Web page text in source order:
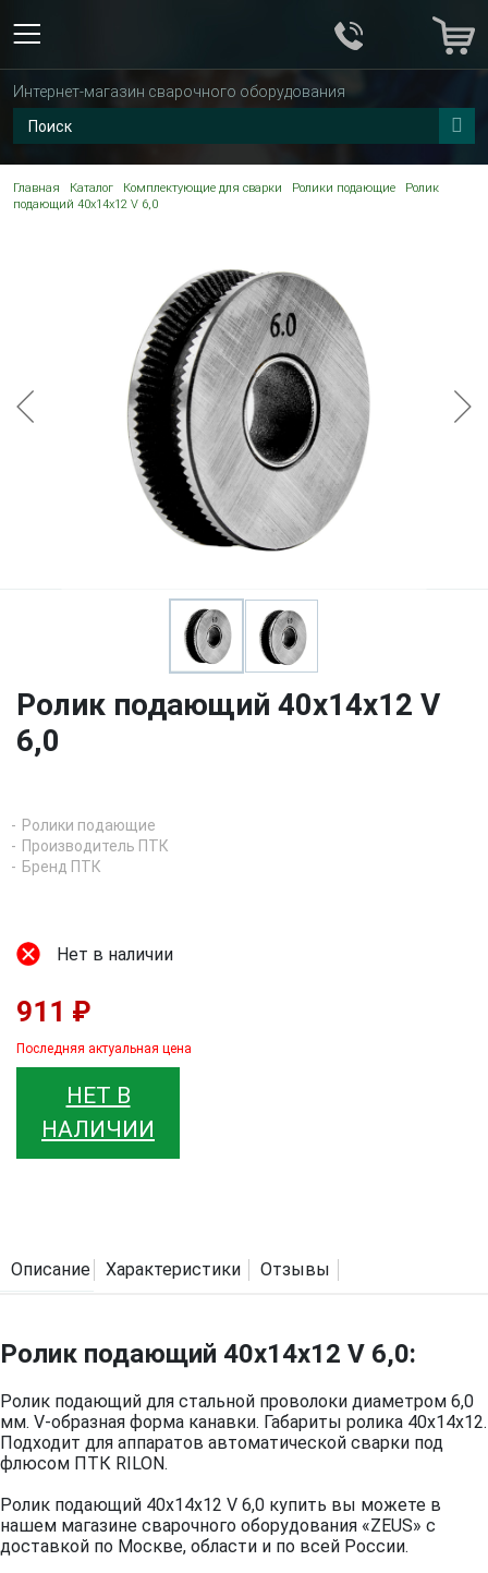
Интернет-магазин сварочного оборудования
Главная Каталог Комплектующие для сварки Ролики подающие
Ролик
подающий 40х14х12 V 6,0
Ролик подающий 40х14х12 V
6,0
Ролики подающие
Производитель ПТК
Бренд ПТК
Нет в наличии
911 ₽
Последняя актуальная цена
НЕТ В
НАЛИЧИИ
Описание Характеристики Отзывы
Ролик подающий 40х14х12 V 6,0:
Ролик подающий для стальной проволоки диаметром 6,0
мм. V-образная форма канавки. Габариты ролика 40х14х12.
Подходит для аппаратов автоматической сварки под
флюсом ПТК RILON.
Ролик подающий 40х14х12 V 6,0 купить вы можете в
нашем магазине сварочного оборудования «ZEUS» с
доставкой по Москве, области и по всей России.